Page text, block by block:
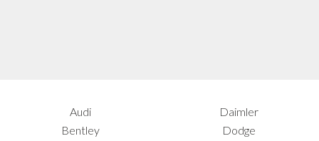
Audi
Bentley
Daimler
Dodge